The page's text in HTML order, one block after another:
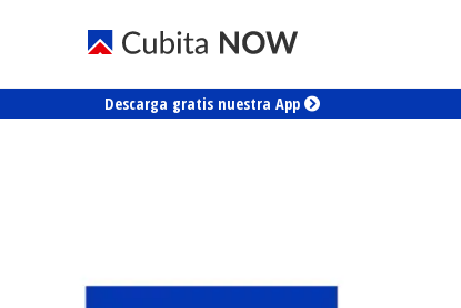
Descarga gratis nuestra App